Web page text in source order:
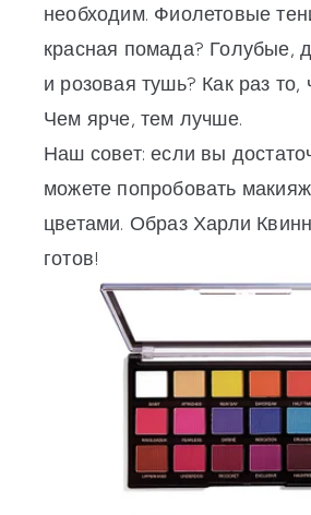
необходим. Фиолетовые
красная помада? Голубые,
и розовая тушь? Как раз то,
Чем ярче, тем лучше.
Наш совет: если вы
можете попробовать
цветами. Образ Харли
готов!